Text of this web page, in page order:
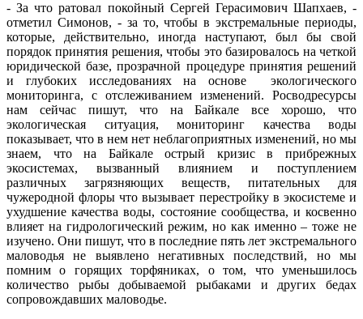
- За что ратовал покойный Сергей Герасимович Шапхаев, -
отметил Симонов, - за то, чтобы в экстремальные периоды,
которые, действительно, иногда наступают, был бы свой
порядок принятия решения, чтобы это базировалось на четкой
юридической базе, прозрачной процедуре принятия решений
и глубоких исследованиях на основе экологического
мониторинга, с отслеживанием изменений. Росводресурсы
нам сейчас пишут, что на Байкале все хорошо, что
экологическая ситуация, мониторинг качества воды
показывает, что в нем нет неблагоприятных изменений, но мы
знаем, что на Байкале острый кризис в прибрежных
экосистемах, вызванный влиянием и поступлением
различных загрязняющих веществ, питательных для
чужеродной флоры что вызывает перестройку в экосистеме и
ухудшение качества воды, состояние сообщества, и косвенно
влияет на гидрологический режим, но как именно – тоже не
изучено. Они пишут, что в последние пять лет экстремального
маловодья не выявлено негативных последствий, но мы
помним о горящих торфяниках, о том, что уменьшилось
количество рыбы добываемой рыбаками и других бедах
сопровождавших маловодье.